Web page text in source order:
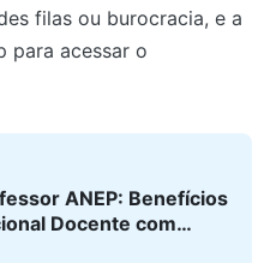
filas ou burocracia, e a
para acessar o
ANEP: Benefícios
Docente com